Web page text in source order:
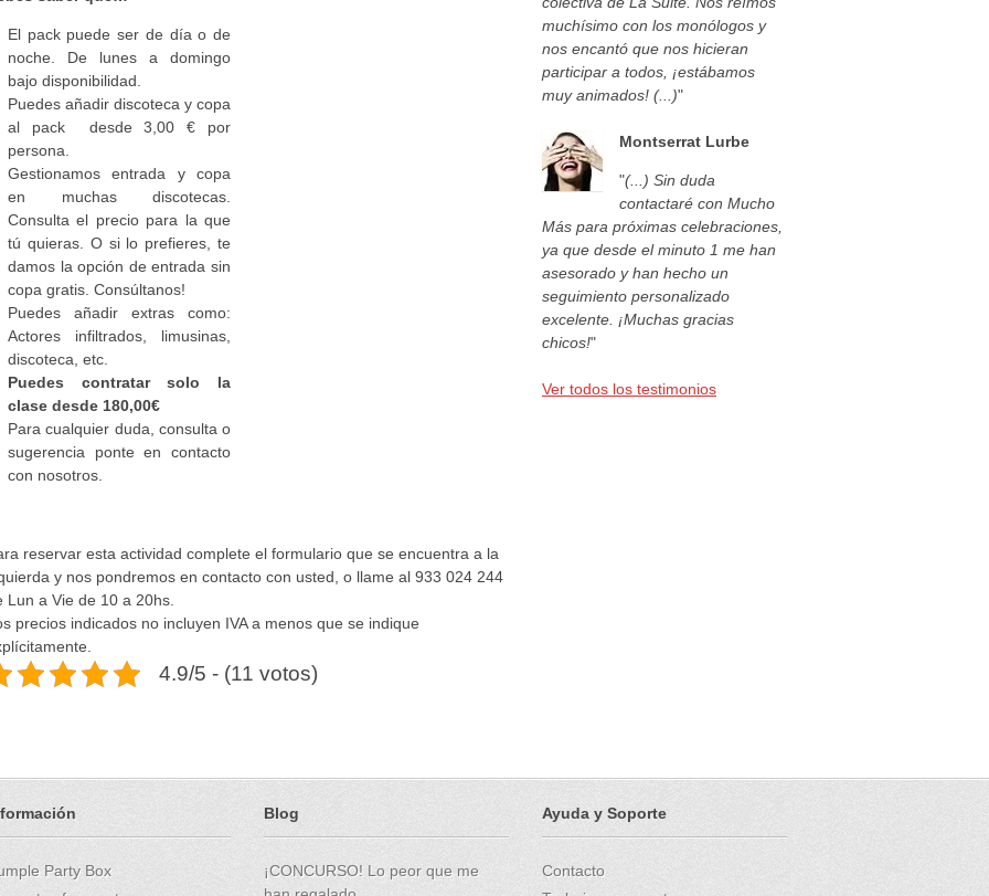
El pack puede ser de día o de
noche. De lunes a domingo
bajo disponibilidad.
Puedes añadir discoteca y copa
al pack desde 3,00 € por
persona.
Gestionamos entrada y copa
en muchas discotecas.
Consulta el precio para la que
tú quieras. O si lo prefieres, te
damos la opción de entrada sin
copa gratis. Consúltanos!
Puedes añadir extras como:
Actores infiltrados, limusinas,
discoteca, etc.
Puedes contratar solo la
clase desde 180,00€
Para cualquier duda, consulta o
sugerencia ponte en contacto
con nosotros.
reservar esta actividad complete el formulario que se encuentra a la
y nos pondremos en contacto con usted, o llame al 933 024 244
Lun a Vie de 10 a 20hs.
precios indicados no incluyen IVA a menos que se indique
4.9/5 - (11 votos)
muchísimo con los monólogos y
nos encantó que nos hicieran
participar a todos, ¡estábamos
muy animados! (...)"
Montserrat Lurbe
"(...) Sin duda
contactaré con Mucho
Más para próximas celebraciones,
ya que desde el minuto 1 me han
asesorado y han hecho un
seguimiento personalizado
excelente. ¡Muchas gracias
chicos!"
Ver todos los testimonios
Party Box
Blog
¡CONCURSO! Lo peor que me
Ayuda y Soporte
Contacto